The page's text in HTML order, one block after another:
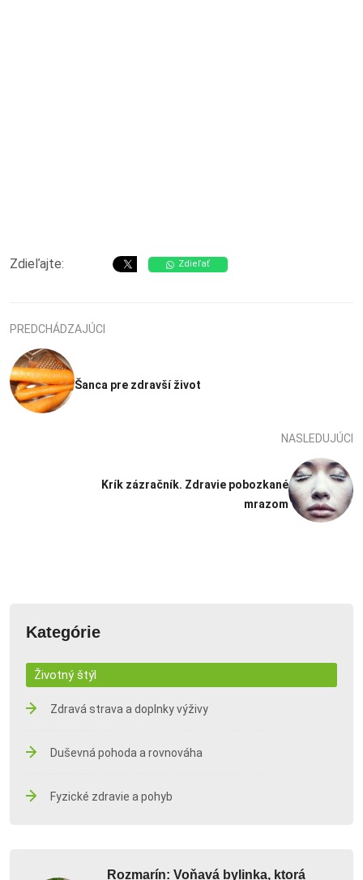
Zdieľajte: Zdieľať
PREDCHÁDZAJÚCI
Šanca pre zdravší život
NASLEDUJÚCI
Krík zázračník. Zdravie pobozkané
mrazom
Kategórie
Životný štýl
Zdravá strava a doplnky výživy
Duševná pohoda a rovnováha
Fyzické zdravie a pohyb
Rozmarín: Voňavá bylinka, ktorá